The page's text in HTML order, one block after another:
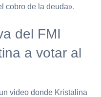
cobro de la deuda».
del FMI
a votar al
video donde Kristalina